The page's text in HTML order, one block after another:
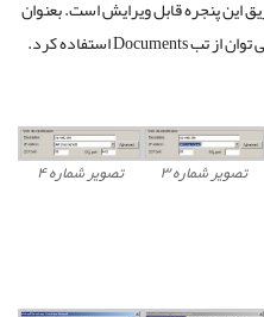
این پنجره قابل ویرایش است. بعنوان
مثال برای تنظیم صفحه ی اول وب سایت می توان از تب Documents استفاده کرد.
تصویر شماره ۳ تصویر شماره ۴